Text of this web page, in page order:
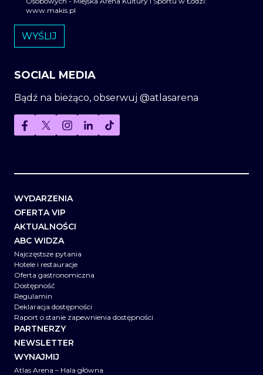
www.makis.pl
SOCIAL MEDIA
Bądź na bieżąco, obserwuj @atlasarena
WYDARZENIA
OFERTA VIP
AKTUALNOŚCI
ABC WIDZA
Najczęstsze pytania
Hotele i restauracje
Oferta gastronomiczna
Dostępność
Regulamin
Deklaracja dostępności
Raport o stanie zapewnienia dostępności
PARTNERZY
NEWSLETTER
WYNAJMIJ
Atlas Arena – Hala główna